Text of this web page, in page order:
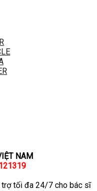
NAM
trợ tối đa 24/7 cho bác sĩ